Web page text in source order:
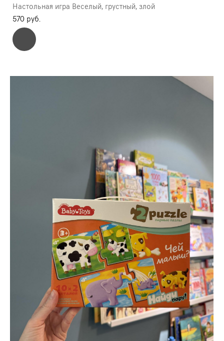
Настольная игра Веселый, грустный, злой
570 pуб.